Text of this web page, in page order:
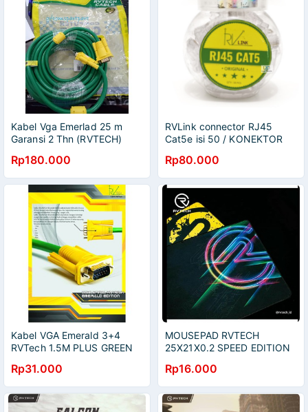
Kabel Vga Emerlad 25 m
Garansi 2 Thn (RVTECH)
Rp180.000
RVLink connector RJ45
Cat5e isi 50 / KONEKTOR
RVTECH
Rp80.000
Kabel VGA Emerald 3+4
RVTech 1.5M PLUS GREEN
Rp31.000
MOUSEPAD RVTECH
25X21X0.2 SPEED EDITION
Rp16.000